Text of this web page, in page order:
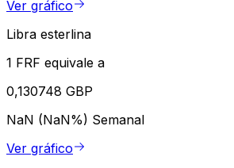
Ver gráfico
Libra esterlina
1 FRF equivale a
0,130748 GBP
NaN (NaN%) Semanal
Ver gráfico